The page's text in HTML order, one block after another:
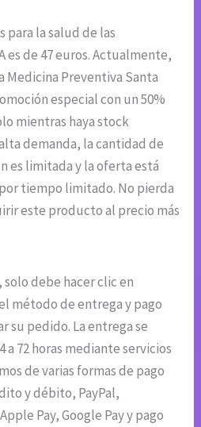
para la salud de las
es de 47 euros. Actualmente,
Medicina Preventiva Santa
especial con un 50%
mientras haya stock
demanda, la cantidad de
es limitada y la oferta está
tiempo limitado. No pierda
este producto al precio más
solo debe hacer clic en
método de entrega y pago
su pedido. La entrega se
a 72 horas mediante servicios
de varias formas de pago
y débito, PayPal,
Pay, Google Pay y pago